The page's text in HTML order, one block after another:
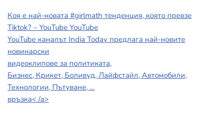
Коя е най-новата #girlmath тенденция, която превзе
Tiktok? – YouTube YouTube
YouTube каналът India Today предлага най-новите
новинарски
видеоклипове за политиката,
Бизнес, Крикет, Боливуд, Лайфстайл, Автомобили,
Технологии, Пътуване, …
връзка< /a>